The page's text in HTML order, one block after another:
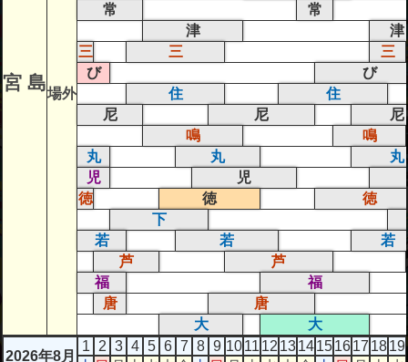
宮 島場外
常
常
津
津
三
三
三
び
び
住
住
尼
尼
尼
鳴
鳴
丸
丸
丸
児
児
徳
徳
徳
下
若
若
若
芦
芦
福
福
唐
唐
大
大
2026年8月
1 2 3 4 5 6 7 8 9 1011 12 1314151617 1819